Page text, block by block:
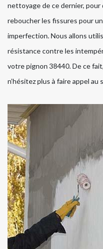
nettoyage de ce dernier, pour
reboucher les fissures pour
imperfection. Nous allons
résistance contre les
votre pignon 38440. De ce
n’hésitez plus à faire appel